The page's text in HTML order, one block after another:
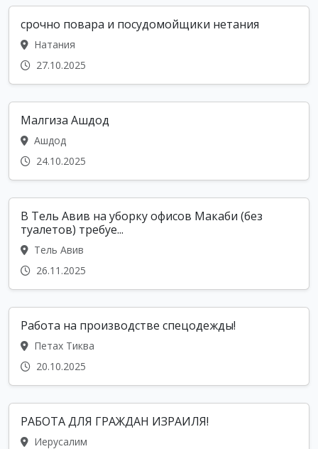
срочно повара и посудомойщики нетания
Натания
27.10.2025
Малгиза Ашдод
Ашдод
24.10.2025
В Тель Авив на уборку офисов Макаби (без
туалетов) требуе...
Тель Авив
26.11.2025
Работа на производстве спецодежды!
Петах Тиква
20.10.2025
РАБОТА ДЛЯ ГРАЖДАН ИЗРАИЛЯ!
Иерусалим